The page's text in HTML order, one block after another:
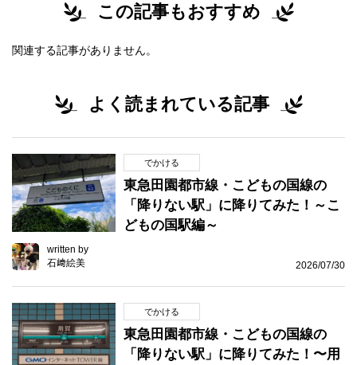
この記事もおすすめ
関連する記事がありません。
よく読まれている記事
でかける
東急田園都市線・こどもの国線の
「降りない駅」に降りてみた！～こ
どもの国駅編～
written by
石﨑絵美
2026/07/30
でかける
東急田園都市線・こどもの国線の
「降りない駅」に降りてみた！〜用